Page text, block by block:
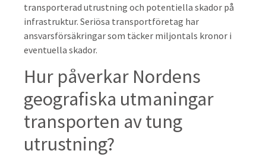
transporterad utrustning och potentiella skador på
infrastruktur. Seriösa transportföretag har
ansvarsförsäkringar som täcker miljontals kronor i
eventuella skador.
Hur påverkar Nordens
geografiska utmaningar
transporten av tung
utrustning?